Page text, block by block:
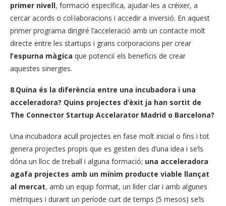
primer nivell, formació específica, ajudar-les a créixer, a
cercar acords o col·laboracions i accedir a inversió. En aquest
primer programa dirigiré l’acceleració amb un contacte molt
directe entre les startups i grans corporacions per crear
l’espurna màgica que potenciï els beneficis de crear
aquestes sinergies.
8.Quina és la diferència entre una incubadora i una
acceleradora? Quins projectes d’èxit ja han sortit de
The Connector Startup Accelarator Madrid o Barcelona?
Una incubadora acull projectes en fase molt inicial o fins i tot
genera projectes propis que es gesten des d’una idea i se’ls
dóna un lloc de treball i alguna formació; una acceleradora
agafa projectes amb un mínim producte viable llançat
al mercat, amb un equip format, un líder clar i amb algunes
mètriques i durant un període curt de temps (5 mesos) se’ls